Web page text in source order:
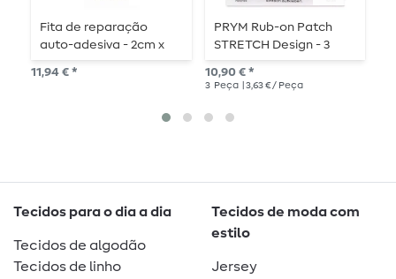
Fita de reparação
auto-adesiva - 2cm x
3m
11,94 € *
PRYM Rub-on Patch
STRETCH Design - 3
peças - nuvem/flash
10,90 € *
3 Peça | 3,63 € / Peça
Tecidos para o dia a dia
Tecidos de algodão
Tecidos de linho
Tecidos de moda com
estilo
Jersey